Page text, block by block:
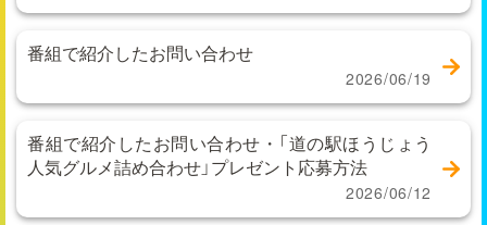
番組で紹介したお問い合わせ
2026/06/19
番組で紹介したお問い合わせ・「道の駅ほうじょう
人気グルメ詰め合わせ」プレゼント応募方法
2026/06/12